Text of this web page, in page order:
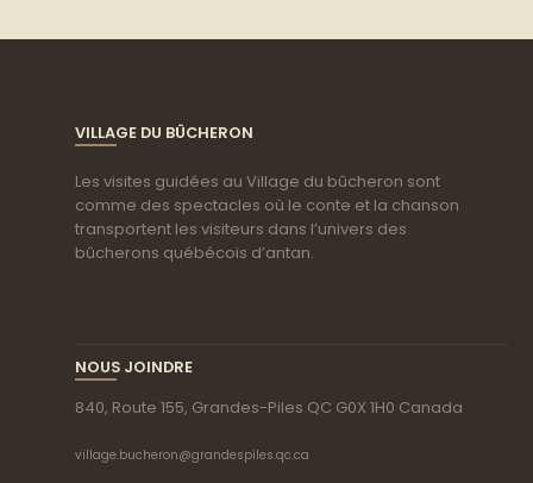
VILLAGE DU BÛCHERON
Les visites guidées au Village du bûcheron sont
comme des spectacles où le conte et la chanson
transportent les visiteurs dans l’univers des
bûcherons québécois d’antan.
NOUS JOINDRE
840, Route 155, Grandes-Piles QC G0X 1H0 Canada
village.bucheron@grandespiles.qc.ca